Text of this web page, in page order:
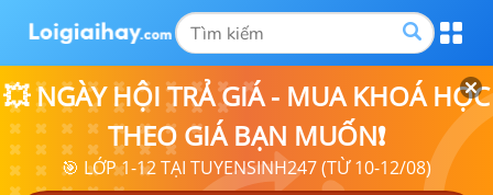
💥 NGÀY HỘI TRẢ GIÁ - MUA KHOÁ HỌC
THEO GIÁ BẠN MUỐN❗
🎯 LỚP 1-12 TẠI TUYENSINH247 (TỪ 10-12/08)